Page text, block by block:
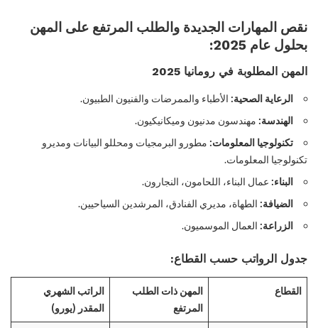
نقص المهارات الجديدة والطلب المرتفع على المهن
بحلول عام 2025:
المهن المطلوبة في رومانيا 2025
الرعاية الصحية: الأطباء والممرضات والفنيون الطبيون.
الهندسة: مهندسون مدنيون وميكانيكيون.
تكنولوجيا المعلومات: مطورو البرمجيات ومحللو البيانات ومديرو
تكنولوجيا المعلومات.
البناء: عمال البناء، اللحامون، النجارون.
الضيافة: الطهاة، مديري الفنادق، المرشدين السياحيين.
الزراعة: العمال الموسميون.
جدول الرواتب حسب القطاع:
القطاع
المهن ذات الطلب
المرتفع
الراتب الشهري
المقدر (يورو)